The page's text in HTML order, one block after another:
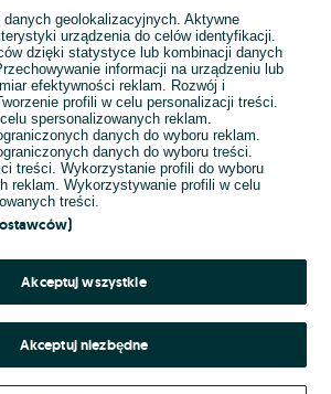
danych geolokalizacyjnych. Aktywne
urządzenia do celów identyfikacji.
dzięki statystyce lub kombinacji danych
informacji na urządzeniu lub
efektywności reklam. Rozwój i
profili w celu personalizacji treści.
spersonalizowanych reklam.
danych do wyboru reklam.
danych do wyboru treści.
treści. Wykorzystanie profili do wyboru
reklam. Wykorzystywanie profili w celu
treści.
Akceptuj wszystkie
Akceptuj niezbędne